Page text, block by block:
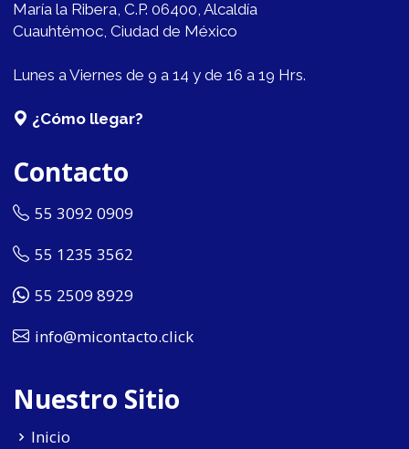
María la Ribera, C.P. 06400, Alcaldía
Cuauhtémoc, Ciudad de México
Lunes a Viernes de 9 a 14 y de 16 a 19 Hrs.
¿Cómo llegar?
Contacto
55 3092 0909
55 1235 3562
55 2509 8929
info@micontacto.click
Nuestro Sitio
Inicio